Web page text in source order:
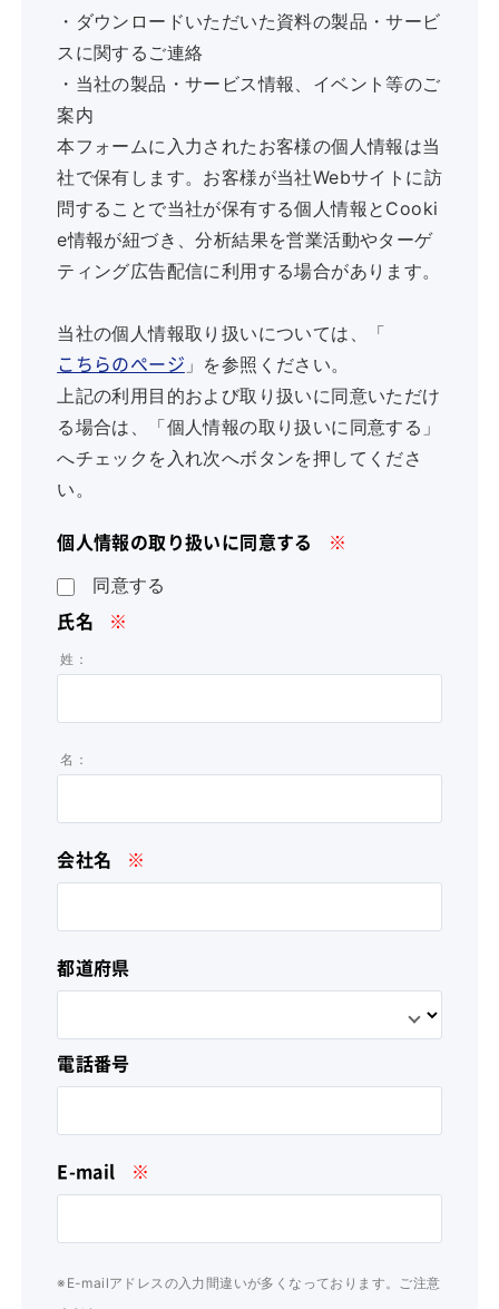
・ダウンロードいただいた資料の製品・サービ
スに関するご連絡
・当社の製品・サービス情報、イベント等のご
案内
本フォームに入力されたお客様の個人情報は当
社で保有します。お客様が当社Webサイトに訪
問することで当社が保有する個人情報とCooki
e情報が紐づき、分析結果を営業活動やターゲ
ティング広告配信に利用する場合があります。
当社の個人情報取り扱いについては、「
こちらのぺージ 」を参照ください。
上記の利用目的および取り扱いに同意いただけ
る場合は、「個人情報の取り扱いに同意する」
へチェックを入れ次へボタンを押してくださ
い。
個人情報の取り扱いに同意する ※
同意する
氏名 ※
姓：
名：
会社名 ※
都道府県
電話番号
E-mail ※
※E-mailアドレスの入力間違いが多くなっております。ご注意